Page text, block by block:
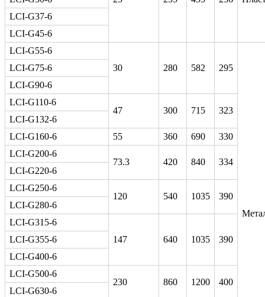
LCI-G37-6
LCI-G45-6
LCI-G55-6
30
280 582 295
LCI-G75-6
LCI-G90-6
LCI-G110-6
47
300 715
323
LCI-G132-6
LCI-G160-6
55 360 690
330
LCI-G200-6
73.3
420 840
334
LCI-G220-6
LCI-G250-6
120
540 1035
390
LCI-G280-6
LCI-G315-6
147
640 1035 390
LCI-G355-6
LCI-G400-6
LCI-G500-6
230
860 1200
400
LCI-G630-6